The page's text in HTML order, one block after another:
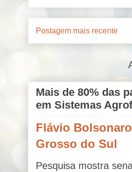
Postagem mais recente
Mais de 80% das
em Sistemas
Flávio
Grosso do Sul
Pesquisa mostra